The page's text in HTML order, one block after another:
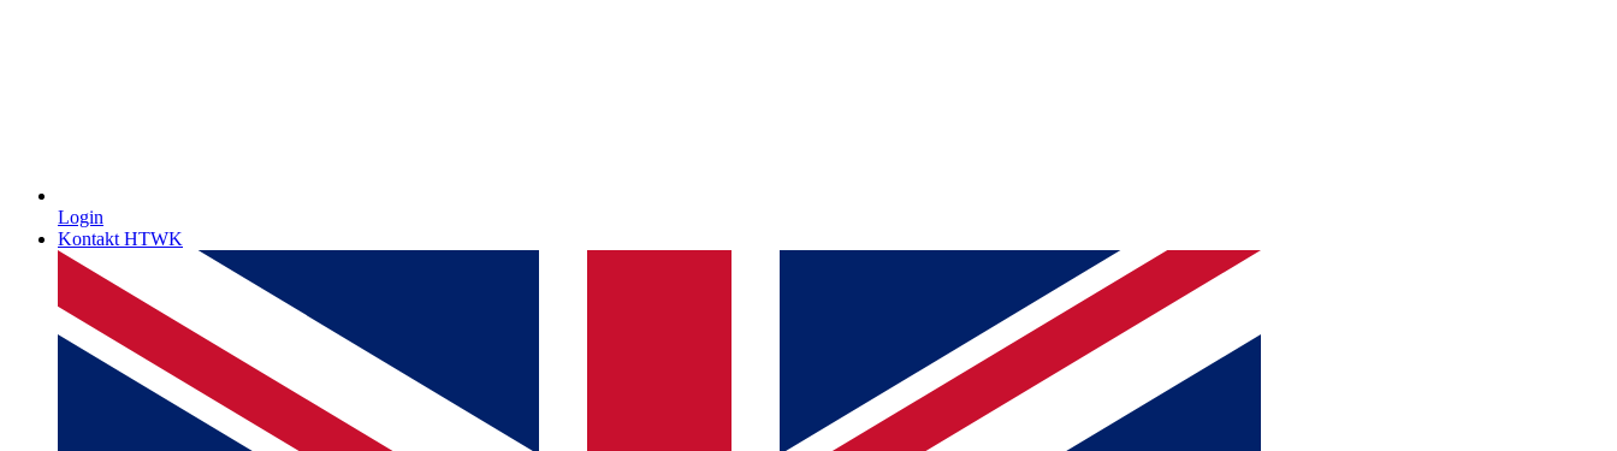
Login
Kontakt HTWK